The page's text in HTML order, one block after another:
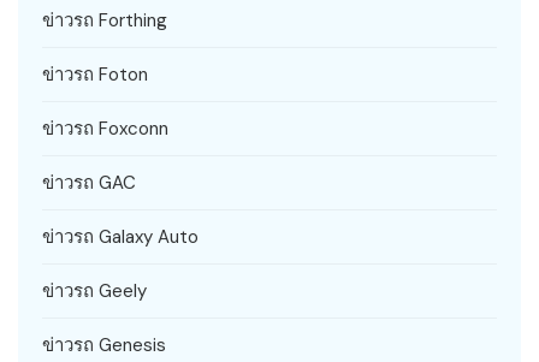
ข่าวรถ Forthing
ข่าวรถ Foton
ข่าวรถ Foxconn
ข่าวรถ GAC
ข่าวรถ Galaxy Auto
ข่าวรถ Geely
ข่าวรถ Genesis